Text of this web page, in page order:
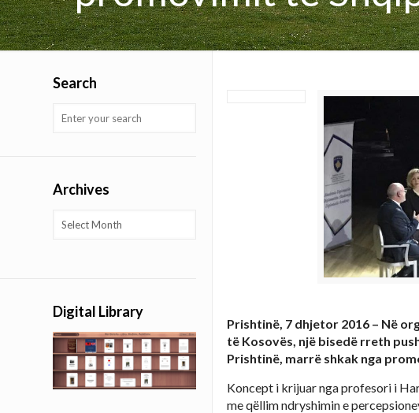
Prishtinë, 7 dhjetor 2016 – Në
të Kosovës, një bisedë rreth
Prishtinë, marrë shkak nga
Koncept i krijuar nga profesori i
me qëllim ndryshimin e
Search
Archives
Archives
Digital Library